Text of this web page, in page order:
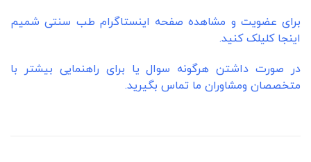
برای عضویت و مشاهده صفحه اینستاگرام طب سنتی شمیم
اینجا کلیلک کنید.
در صورت داشتن هرگونه سوال یا برای راهنمایی بیشتر با
متخصصان ومشاوران ما تماس بگیرید.